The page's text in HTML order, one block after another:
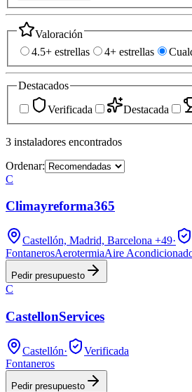
Valoración
4.5+ estrellas
4+ estrellas
Destacados
Verificada
Destacada
3 instaladores encontrados
Ordenar:
C
Climayreforma365
Castellón, Madrid, Barcelona +49·
FontanerosAerotermiaAire
Pedir presupuesto
C
CastellonServices
Castellón·
Verificada
Fontaneros
Pedir presupuesto